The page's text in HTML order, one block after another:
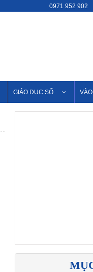
0971 952 902
GIÁO DỤC SỐ